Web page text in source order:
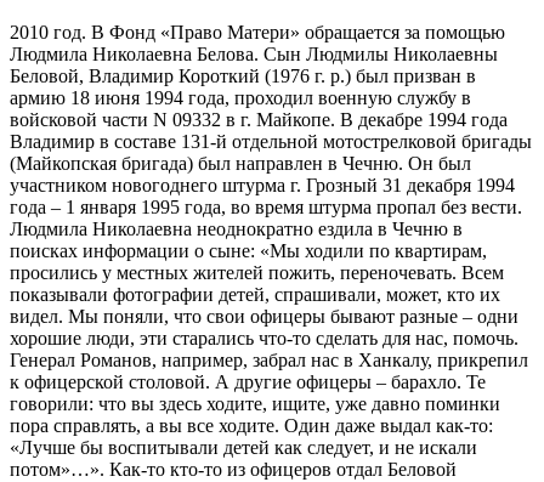
2010 год. В Фонд «Право Матери» обращается за помощью
Людмила Николаевна Белова. Сын Людмилы Николаевны
Беловой, Владимир Короткий (1976 г. р.) был призван в
армию 18 июня 1994 года, проходил военную службу в
войсковой части N 09332 в г. Майкопе. В декабре 1994 года
Владимир в составе 131-й отдельной мотострелковой бригады
(Майкопская бригада) был направлен в Чечню. Он был
участником новогоднего штурма г. Грозный 31 декабря 1994
года – 1 января 1995 года, во время штурма пропал без вести.
Людмила Николаевна неоднократно ездила в Чечню в
поисках информации о сыне: «Мы ходили по квартирам,
просились у местных жителей пожить, переночевать. Всем
показывали фотографии детей, спрашивали, может, кто их
видел. Мы поняли, что свои офицеры бывают разные – одни
хорошие люди, эти старались что-то сделать для нас, помочь.
Генерал Романов, например, забрал нас в Ханкалу, прикрепил
к офицерской столовой. А другие офицеры – барахло. Те
говорили: что вы здесь ходите, ищите, уже давно поминки
пора справлять, а вы все ходите. Один даже выдал как-то:
«Лучше бы воспитывали детей как следует, и не искали
потом»…». Как-то кто-то из офицеров отдал Беловой